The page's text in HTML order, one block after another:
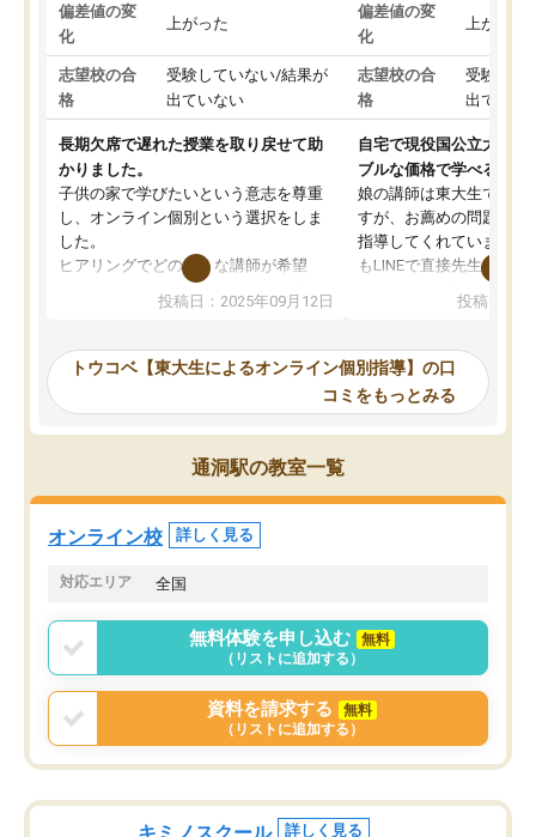
偏差値の変
化
上がった
志望校の合
格
受験していない/結果が
出ていない
長期欠席で遅れた授業を取り戻せて助
かりました。
子供の家で学びたいという意志を尊重
し、オンライン個別という選択をしま
した。
ヒアリングでどのような講師が希望
か、オプションは付帯するかなど選ぶ
事が出来ました。
ーティングを行い、その講師で良いか
見てから講師を決定する事ができま
す。
うちの子は、初回面談の講師の方で決
オンラインツールを使用した単語帳の
共有があり宿題もそちらで出される形
でした。
言う事で講師変更の申し出があり、あ
まりに短期での変更だった為、塾に通
う事にして退会しました。遅れも取り
戻せ、授業内容や講師の方は良かった
と思います。
投稿日：2025年09月12日
偏差値の変
化
上がった
志望校の合
格
受験して
出ていな
自宅で現役国公立大学生
ブルな価格で学べる
娘の講師は東大生では無
すが、お薦めの問題集や
指導してくれています。
もLINEで直接先生に質問
めれるので、個人に合
いなのがあり(有料)、受
ことをどんなスケジュー
くか相談したのですが、
ち期待したものではなく
くなってきたようなので
投稿日：
トウコベ【東大生によるオンライン個別指導】の口
コミをもっとみる
通洞駅の教室一覧
オンライン校 詳しく見る
対応エリア 全国
無料体験を申し込む
無料
（リストに追加する）
資料を請求する
無料
（リストに追加する）
詳しく見る